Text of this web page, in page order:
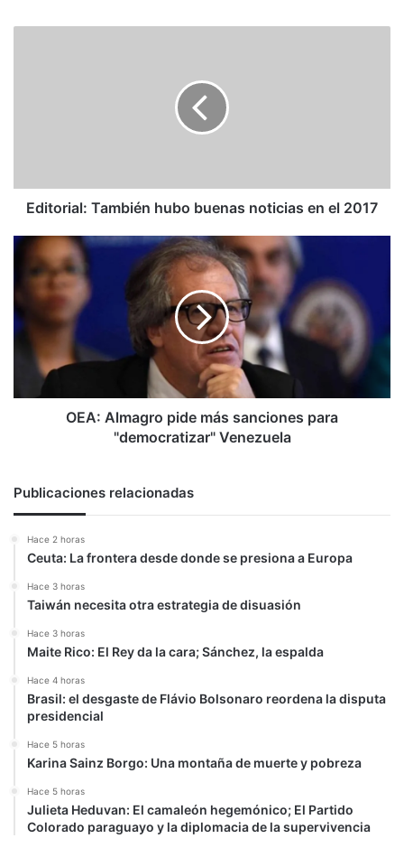
Editorial: También hubo buenas noticias en el 2017
OEA:
Almagro
pide
más
sanciones
para
"democratizar"
Venezuela
OEA: Almagro pide más sanciones para
"democratizar" Venezuela
Publicaciones relacionadas
Hace 2 horas
Ceuta: La frontera desde donde se presiona a Europa
Hace 3 horas
Taiwán necesita otra estrategia de disuasión
Hace 3 horas
Maite Rico: El Rey da la cara; Sánchez, la espalda
Hace 4 horas
Brasil: el desgaste de Flávio Bolsonaro reordena la disputa
presidencial
Hace 5 horas
Karina Sainz Borgo: Una montaña de muerte y pobreza
Hace 5 horas
Julieta Heduvan: El camaleón hegemónico; El Partido
Colorado paraguayo y la diplomacia de la supervivencia